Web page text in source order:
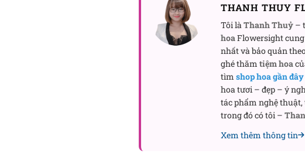
THANH THUY
Tôi làThanh Thuỷ –
hoaFlowersight
nhất và bảo quản
ghé thăm tiệm hoa
tìm shop hoa gần đây
hoa tươi – đẹp – ý
tác phẩm nghệ
trong đó có tôi –
Xem thêm thông tin